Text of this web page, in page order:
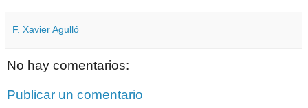
F. Xavier Agulló
No hay comentarios:
Publicar un comentario